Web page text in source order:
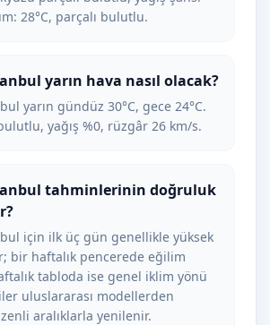
28°C, parçalı bulutlu.
yarın hava nasıl olacak?
yarın gündüz 30°C, gece 24°C.
yağış %0, rüzgâr 26 km/s.
tahminlerinin doğruluk
için ilk üç gün genellikle yüksek
bir haftalık pencerede eğilim
tabloda ise genel iklim yönü
uluslararası modellerden
aralıklarla yenilenir.